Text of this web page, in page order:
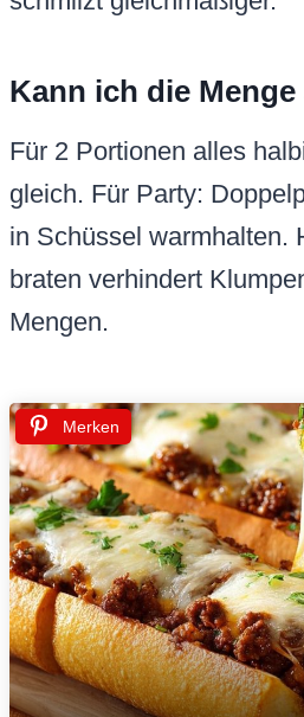
Kann ich die
Für 2 Portionen alles
gleich. Für Party:
in Schüssel warmhalten.
braten verhindert
Mengen.
Merken